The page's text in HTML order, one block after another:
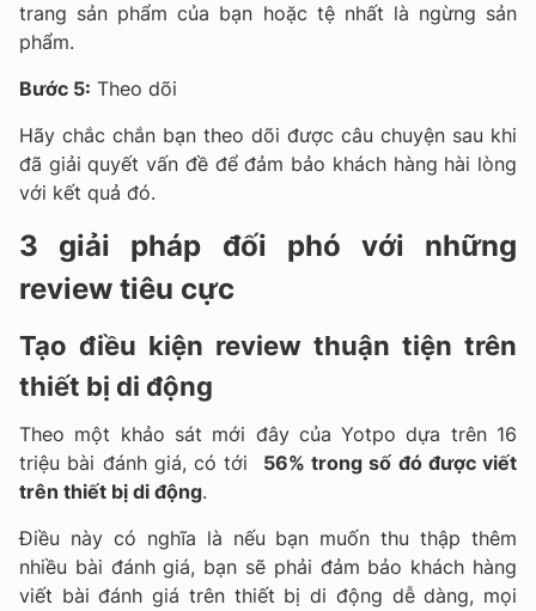
trang sản phẩm của bạn hoặc tệ nhất là ngừng sản
phẩm.
Bước 5: Theo dõi
Hãy chắc chắn bạn theo dõi được câu chuyện sau khi
đã giải quyết vấn đề để đảm bảo khách hàng hài lòng
với kết quả đó.
3 giải pháp đối phó với những
review tiêu cực
Tạo điều kiện review thuận tiện trên
thiết bị di động
Theo một khảo sát mới đây của Yotpo dựa trên 16
triệu bài đánh giá, có tới 56% trong số đó được viết
trên thiết bị di động.
Điều này có nghĩa là nếu bạn muốn thu thập thêm
nhiều bài đánh giá, bạn sẽ phải đảm bảo khách hàng
viết bài đánh giá trên thiết bị di động dễ dàng, mọi